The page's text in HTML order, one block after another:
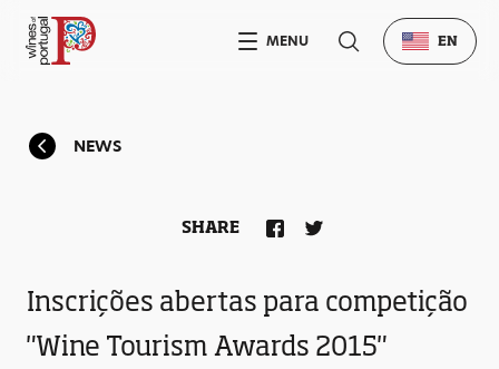
NEWS
Inscrições abertas para competição
"Wine Tourism Awards 2015"
SHARE
MENU EN